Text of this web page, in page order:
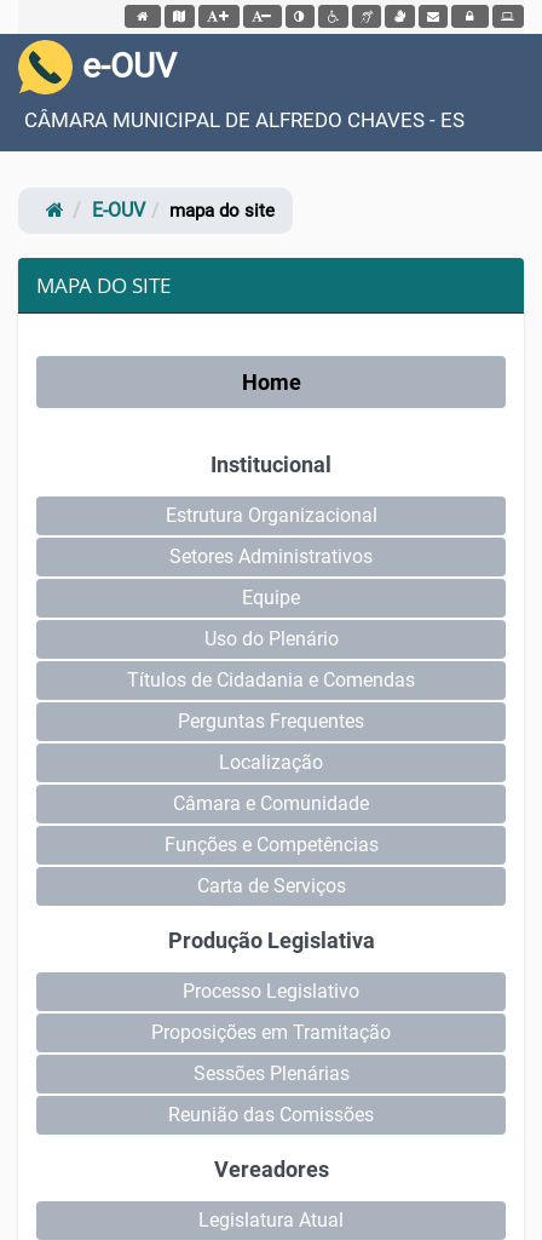
Acessar página inicial do site
Acessar o mapa do site
Ação para aumentar tamanho da fonte do site
Ação para diminuir tamanho da fonte do site
Ação para aplicar auto contraste no site
Acessar página sobre acessibilidade do
Acessar página sobre NVDA -
Acessar página sobre
Acessar Webmail
Acessar Intranet
e-OUV
CÂMARA MUNICIPAL DE ALFREDO CHAVES - ES
E-OUV mapa do site
MAPA DO SITE
Home
Institucional
Estrutura Organizacional
Setores Administrativos
Equipe
Uso do Plenário
Títulos de Cidadania e Comendas
Perguntas Frequentes
Localização
Câmara e Comunidade
Funções e Competências
Carta de Serviços
Produção Legislativa
Processo Legislativo
Proposições em Tramitação
Sessões Plenárias
Reunião das Comissões
Vereadores
Legislatura Atual